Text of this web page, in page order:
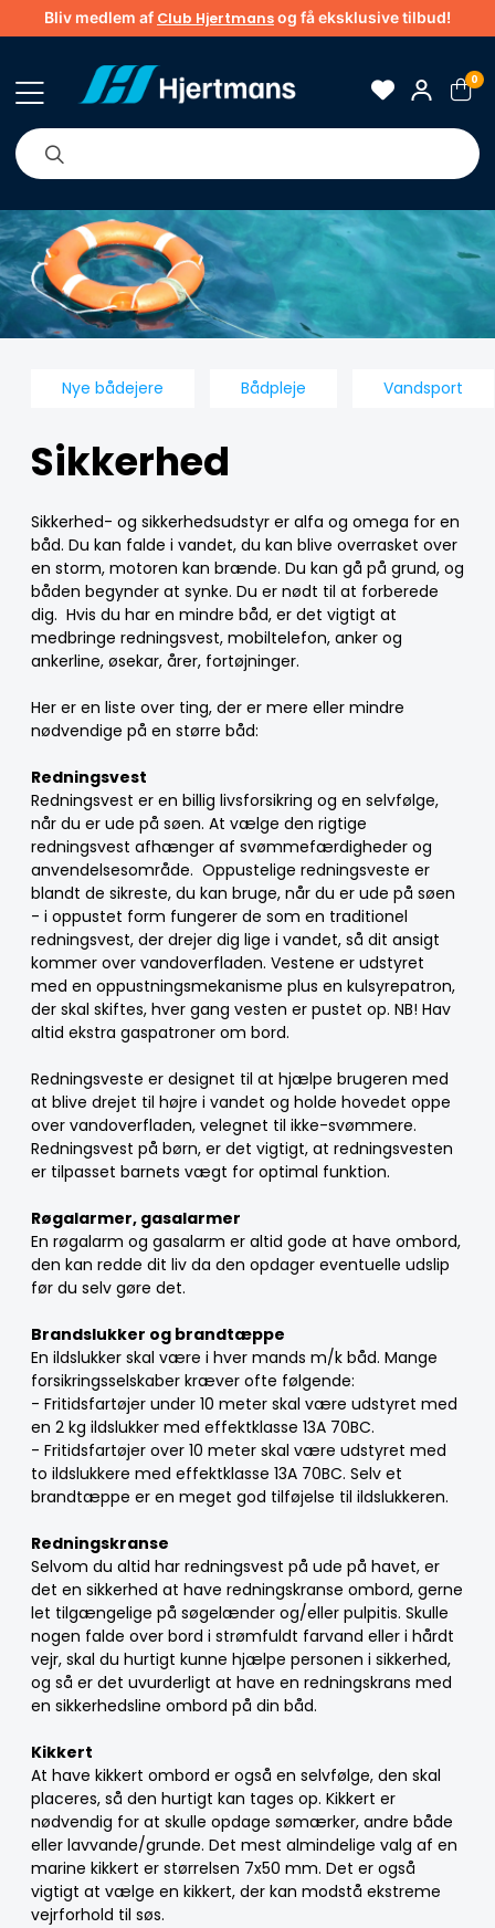
Bliv medlem af Club Hjertmansog få eksklusive tilbud!
0
Om os Brands Tips & guider
Nye bådejere Bådpleje Vandsport
Sikkerhed
Sikkerhed- og sikkerhedsudstyr er alfa og omega for en
båd. Du kan falde i vandet, du kan blive overrasket over
en storm, motoren kan brænde. Du kan gå på grund, og
båden begynder at synke. Du er nødt til at forberede
dig. Hvis du har en mindre båd, er det vigtigt at
medbringe redningsvest, mobiltelefon, anker og
ankerline, øsekar, årer, fortøjninger.
Her er en liste over ting, der er mere eller mindre
nødvendige på en større båd:
Redningsvest
Redningsvest er en billig livsforsikring og en selvfølge,
når du er ude på søen. At vælge den rigtige
redningsvest afhænger af svømmefærdigheder og
anvendelsesområde. Oppustelige redningsveste er
blandt de sikreste, du kan bruge, når du er ude på søen
- i oppustet form fungerer de som en traditionel
redningsvest, der drejer dig lige i vandet, så dit ansigt
kommer over vandoverfladen. Vestene er udstyret
med en oppustningsmekanisme plus en kulsyrepatron,
der skal skiftes, hver gang vesten er pustet op. NB! Hav
altid ekstra gaspatroner om bord.
Redningsveste er designet til at hjælpe brugeren med
at blive drejet til højre i vandet og holde hovedet oppe
over vandoverfladen, velegnet til ikke-svømmere.
Redningsvest på børn, er det vigtigt, at redningsvesten
er tilpasset barnets vægt for optimal funktion.
Røgalarmer, gasalarmer
En røgalarm og gasalarm er altid gode at have ombord,
den kan redde dit liv da den opdager eventuelle udslip
før du selv gøre det.
Brandslukker og brandtæppe
En ildslukker skal være i hver mands m/k båd. Mange
forsikringsselskaber kræver ofte følgende:
- Fritidsfartøjer under 10 meter skal være udstyret med
en 2 kg ildslukker med effektklasse 13A 70BC.
- Fritidsfartøjer over 10 meter skal være udstyret med
to ildslukkere med effektklasse 13A 70BC. Selv et
brandtæppe er en meget god tilføjelse til ildslukkeren.
Redningskranse
Selvom du altid har redningsvest på ude på havet, er
det en sikkerhed at have redningskranse ombord, gerne
let tilgængelige på søgelænder og/eller pulpitis. Skulle
nogen falde over bord i strømfuldt farvand eller i hårdt
vejr, skal du hurtigt kunne hjælpe personen i sikkerhed,
og så er det uvurderligt at have en redningskrans med
en sikkerhedsline ombord på din båd.
Kikkert
At have kikkert ombord er også en selvfølge, den skal
placeres, så den hurtigt kan tages op. Kikkert er
nødvendig for at skulle opdage sømærker, andre både
eller lavvande/grunde. Det mest almindelige valg af en
marine kikkert er størrelsen 7x50 mm. Det er også
vigtigt at vælge en kikkert, der kan modstå ekstreme
vejrforhold til søs.